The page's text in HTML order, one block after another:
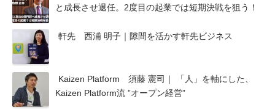
と成長させ退任。2度目の起業では短期決戦を狙う！
軒先 西浦 明子｜隙間を活かす軒先ビジネス
Kaizen Platform 須藤 憲司｜ 「人」を軸にした、
Kaizen Platform流 ”オープン経営”